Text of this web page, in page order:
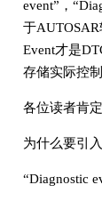
event”，
于
Event才是
存储实际控制
各位读者肯
为什么要引
“Diagnostic